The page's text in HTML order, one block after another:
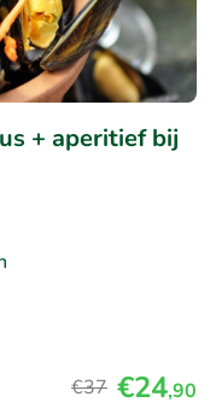
+ aperitief bij
€37 €24,90